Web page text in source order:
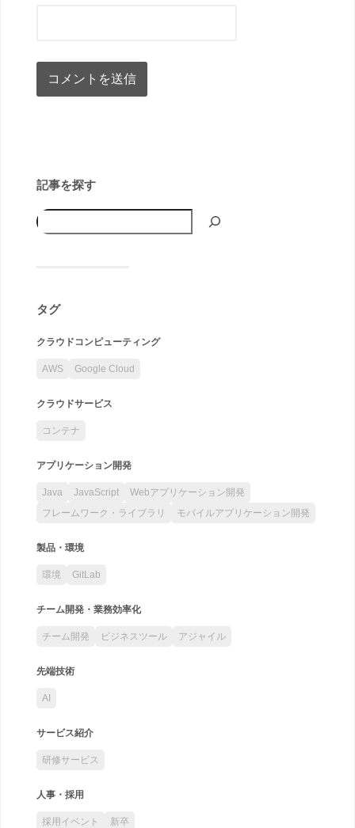
記事を探す
タグ
クラウドコンピューティング
AWS Google Cloud
クラウドサービス
コンテナ
アプリケーション開発
Java JavaScript
Webアプリケーション開発
フレームワーク・ライブラリ
モバイルアプリケーション開発
製品・環境
環境 GitLab
チーム開発・業務効率化
チーム開発 ビジネスツール アジャイル
先端技術
AI
サービス紹介
研修サービス
人事・採用
採用イベント 新卒